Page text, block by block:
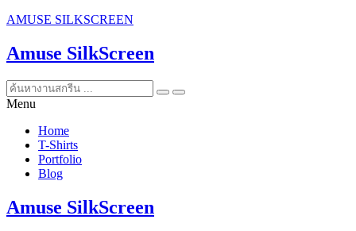
AMUSE SILKSCREEN
Amuse SilkScreen
Menu
Home
T-Shirts
Portfolio
Blog
Amuse SilkScreen